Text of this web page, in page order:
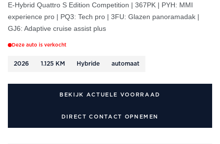
E-Hybrid Quattro S Edition Competition | 367PK | PYH: MMI
experience pro | PQ3: Tech pro | 3FU: Glazen panoramadak |
GJ6: Adaptive cruise assist plus
Deze auto is verkocht
2026 1.125 KM Hybride automaat
BEKIJK ACTUELE VOORRAAD
DIRECT CONTACT OPNEMEN